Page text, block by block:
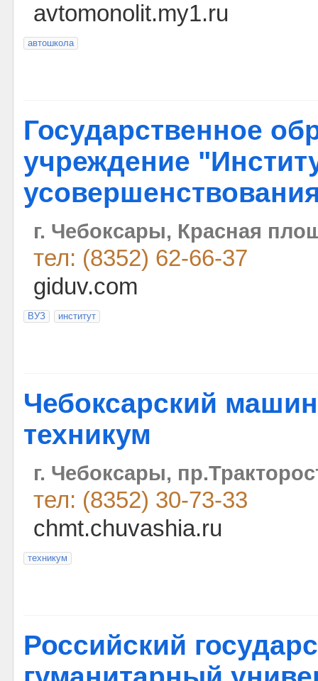
avtomonolit.my1.ru
автошкола
Государственное
учреждение
г. Чебоксары, Красная
тел: (8352) 62-66-37
giduv.com
ВУЗ институт
Чебоксарский
техникум
г. Чебоксары,
тел: (8352) 30-73-33
chmt.chuvashia.ru
техникум
Российский